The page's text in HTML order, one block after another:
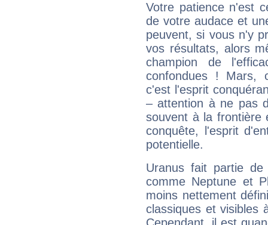
Votre patience n'est
de votre audace et
peuvent, si vous n'y
vos résultats, alors
champion de
confondues ! Mars,
c'est l'esprit
– attention à ne pas
souvent à la frontière
conquête, l'esprit
potentielle.
Uranus fait partie
comme Neptune et
moins nettement
classiques et visibles